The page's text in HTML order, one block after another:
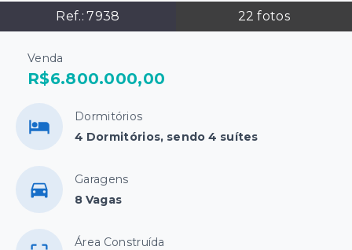
Ref.:7938 22 fotos
Venda
R$6.800.000,00
Dormitórios
4 Dormitórios, sendo 4 suítes
Garagens
8 Vagas
Área Construída